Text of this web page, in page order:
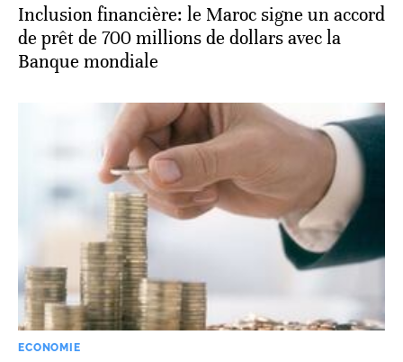
Inclusion financière: le Maroc signe un accord
de prêt de 700 millions de dollars avec la
Banque mondiale
ECONOMIE